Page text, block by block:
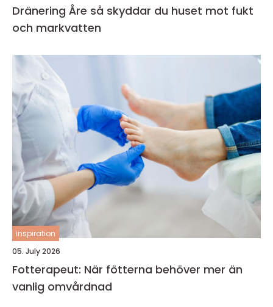
Dränering Åre så skyddar du huset mot fukt
och markvatten
inspiration
05. July 2026
Fotterapeut: När fötterna behöver mer än
vanlig omvårdnad